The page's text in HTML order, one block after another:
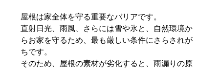
屋根は家全体を守る重要なバリアです。
直射日光、雨風、さらには雪や氷と、自然環境か
らお家を守るため、最も厳しい条件にさらされが
ちです。
そのため、屋根の素材が劣化すると、雨漏りの原